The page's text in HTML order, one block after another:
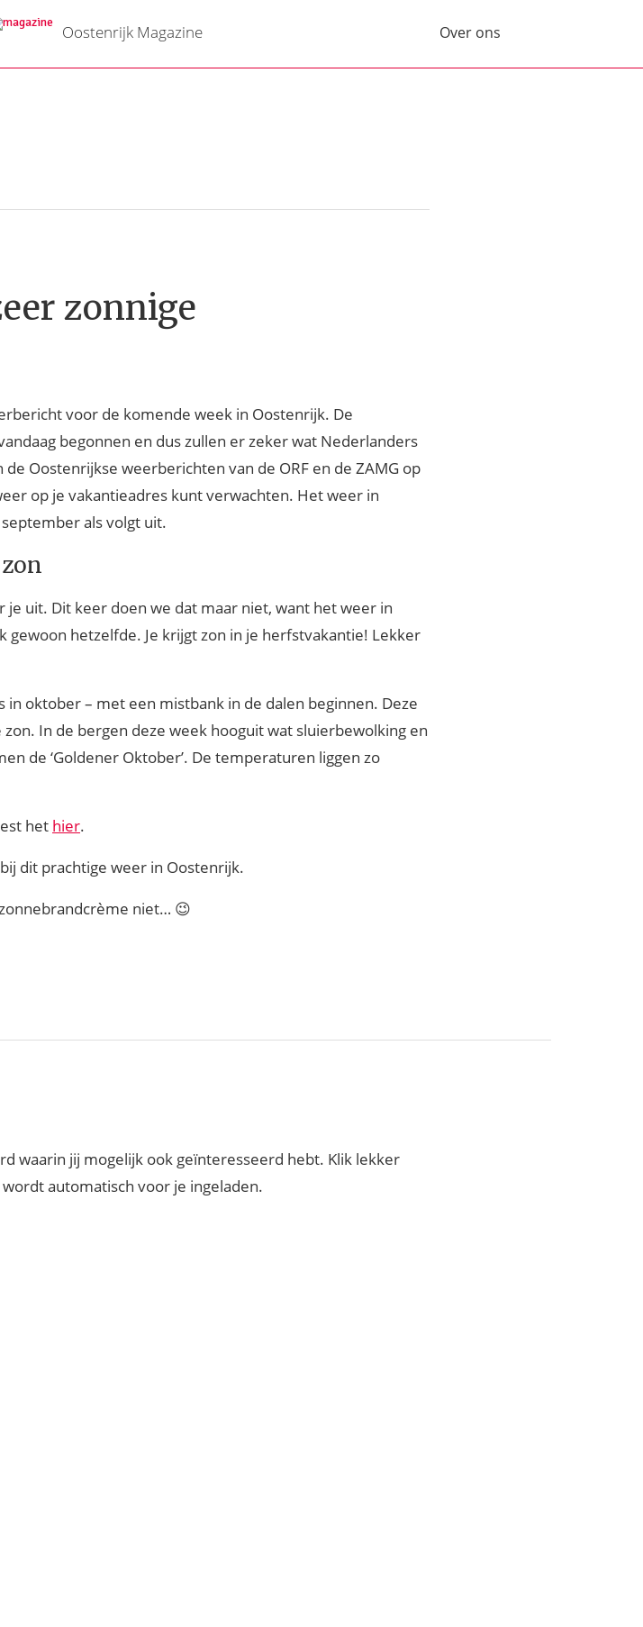
Oostenrijk Magazine Over ons
zonnige
voor de komende week in Oostenrijk. De
begonnen en dus zullen er zeker wat Nederlanders
Oostenrijkse weerberichten van de ORF en de ZAMG op
op je vakantieadres kunt verwachten. Het weer in
als volgt uit.
uit. Dit keer doen we dat maar niet, want het weer in
hetzelfde. Je krijgt zon in je herfstvakantie! Lekker
in oktober – met een mistbank in de dalen beginnen. Deze
In de bergen deze week hooguit wat sluierbewolking en
de ‘Goldener Oktober’. De temperaturen liggen zo
het hier.
dit prachtige weer in Oostenrijk.
niet… 😉
waarin jij mogelijk ook geïnteresseerd hebt. Klik lekker
automatisch voor je ingeladen.